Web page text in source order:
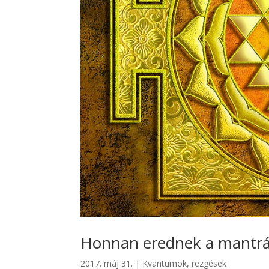
Honnan erednek a
2017. máj 31. | Kvantumok, rezgések